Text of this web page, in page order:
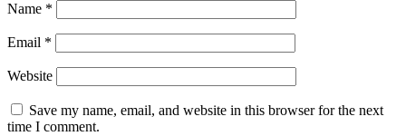
Name *
Email *
Website
Save my name, email, and website in this browser for the next
time I comment.